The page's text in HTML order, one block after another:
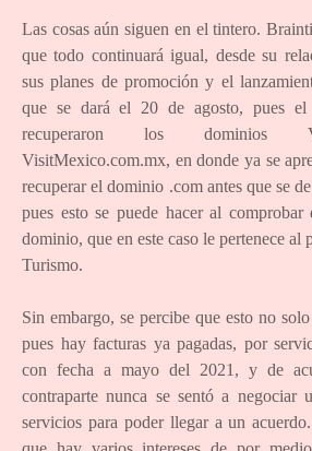
Las cosas aún siguen en el tintero.
que todo continuará igual, desde su
sus planes de promoción y el
que se dará el 20 de agosto, pues el
recuperaron los dominios
VisitMexico.com.mx, en donde ya se
recuperar el dominio .com antes que se
pues esto se puede hacer al
dominio, que en este caso le pertenece al
Turismo.
Sin embargo, se percibe que esto no
pues hay facturas ya pagadas, por
con fecha a mayo del 2021, y de
contraparte nunca se sentó a negociar
servicios para poder llegar a un